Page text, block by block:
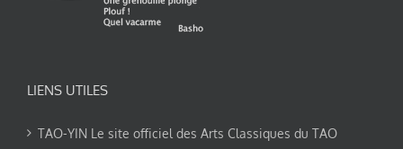
LIENS UTILES
TAO-YIN Le site officiel des Arts Classiques du TAO